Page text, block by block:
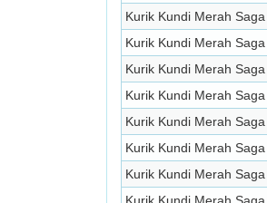
Kurik Kundi Merah Saga
Kurik Kundi Merah Saga
Kurik Kundi Merah Saga
Kurik Kundi Merah Saga
Kurik Kundi Merah Saga
Kurik Kundi Merah Saga
Kurik Kundi Merah Saga